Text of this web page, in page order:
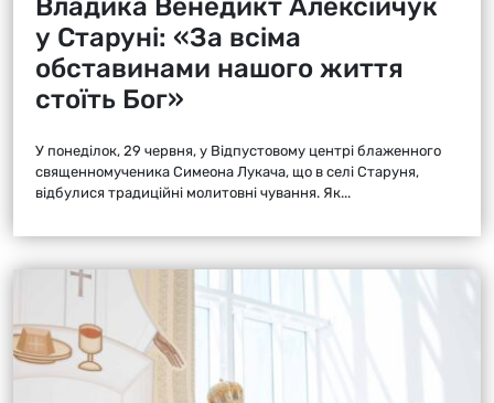
Владика Венедикт Алексійчук
у Старуні: «За всіма
обставинами нашого життя
стоїть Бог»
У понеділок, 29 червня, у Відпустовому центрі блаженного
священномученика Симеона Лукача, що в селі Старуня,
відбулися традиційні молитовні чування. Як...